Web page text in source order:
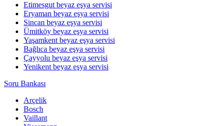
Etimesgut beyaz eşya servisi
Eryaman beyaz eşya servisi
Sincan beyaz eşya servisi
Ümitköy beyaz eşya servisi
Yaşamkent beyaz eşya servisi
Bağlıca beyaz eşya servisi
Çayyolu beyaz eşya servisi
Yenikent beyaz eşya servisi
Soru Bankası
Arçelik
Bosch
Vaillant